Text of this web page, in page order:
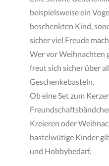
beispielsweise ein
beschenkten Kind,
sicher viel Freude
Wer vor Weihnachten
freut sich sicher über
Geschenkebasteln.
Ob eine Set zum
Kreieren oder
bastelwütige Kinder
und Hobbybedarf.